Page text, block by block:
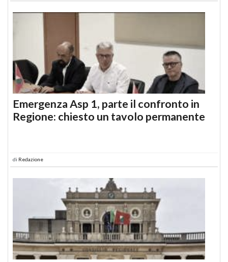
Emergenza Asp 1, parte il confronto in
Regione: chiesto un tavolo permanente
di Redazione